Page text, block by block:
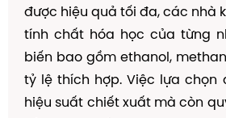
được hiệu quả tối đa, các nhà
tính chất hóa học của từng
biến bao gồm ethanol,
tỷ lệ thích hợp. Việc lựa chọn
hiệu suất chiết xuất mà còn